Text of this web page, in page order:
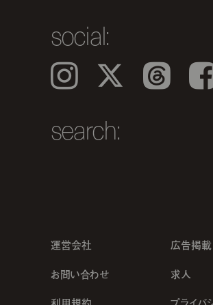
social:
Instagram 𝕏 Threads
search:
運営会社
広告掲載
お問い合わせ
求人